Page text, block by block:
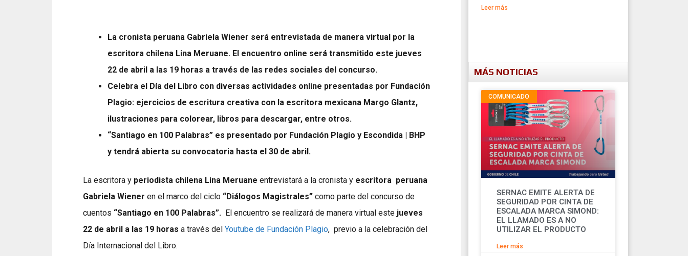
La cronista peruana Gabriela Wiener será entrevistada de manera virtual por la
escritora chilena Lina Meruane. El encuentro online será transmitido este jueves
22 de abril a las 19 horas a través de las redes sociales del concurso.
Celebra el Día del Libro con diversas actividades online presentadas por Fundación
Plagio: ejercicios de escritura creativa con la escritora mexicana Margo Glantz,
ilustraciones para colorear, libros para descargar, entre otros.
“Santiago en 100 Palabras” es presentado por Fundación Plagio y Escondida | BHP
y tendrá abierta su convocatoria hasta el 30 de abril.
La escritora y periodista chilena Lina Meruane entrevistará a la cronista y escritora peruana
Gabriela Wiener en el marco del ciclo “Diálogos Magistrales” como parte del concurso de
cuentos “Santiago en 100 Palabras”. El encuentro se realizará de manera virtual este jueves
22 de abril a las 19 horas a través del Youtube de Fundación Plagio, previo a la celebración del
Día Internacional del Libro.
Leer más
MÁS NOTICIAS
COMUNICADO
SERNAC EMITE ALERTA DE
SEGURIDAD POR CINTA DE
ESCALADA MARCA SIMOND:
EL LLAMADO ES A NO
UTILIZAR EL PRODUCTO
Leer más